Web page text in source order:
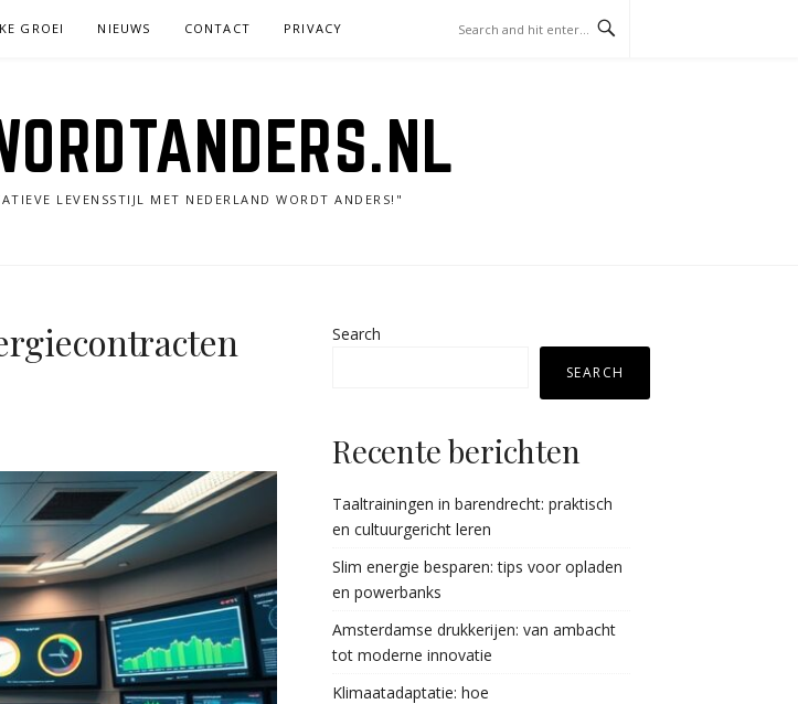
GROEI NIEUWS CONTACT PRIVACY
LEVENSSTIJL MET NEDERLAND WORDT ANDERS!"
Search
SEARCH
Recente berichten
Taaltrainingen in barendrecht: praktisch
en cultuurgericht leren
Slim energie besparen: tips voor opladen
en powerbanks
Amsterdamse drukkerijen: van ambacht
tot moderne innovatie
Klimaatadaptatie: hoe